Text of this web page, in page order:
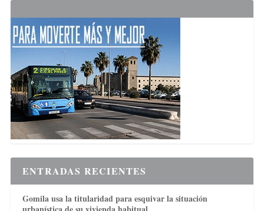
ENTRADAS RECIENTES
Gomila usa la titularidad para esquivar la situación